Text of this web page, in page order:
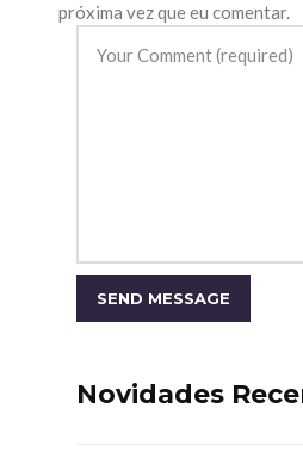
próxima vez que eu comentar.
Novidades